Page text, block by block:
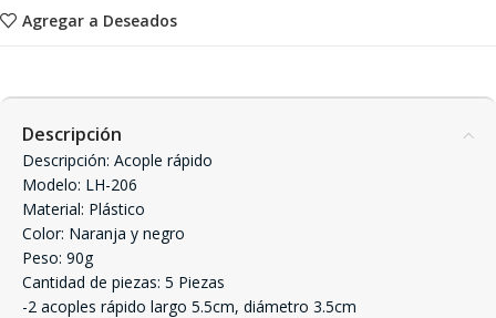
Agregar a Deseados
Descripción
Descripción: Acople rápido
Modelo: LH-206
Material: Plástico
Color: Naranja y negro
Peso: 90g
Cantidad de piezas: 5 Piezas
-2 acoples rápido largo 5.5cm, diámetro 3.5cm